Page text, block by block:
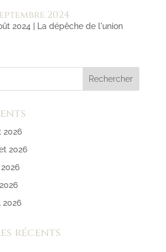
2024
2024 La dépêche de l'union
2026
2026
2026
récents